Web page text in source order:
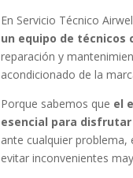
En Servicio Técnico
un equipo de técnicos
reparación y
acondicionado de la
Porque sabemos que el
esencial para
ante cualquier problema,
evitar inconvenientes